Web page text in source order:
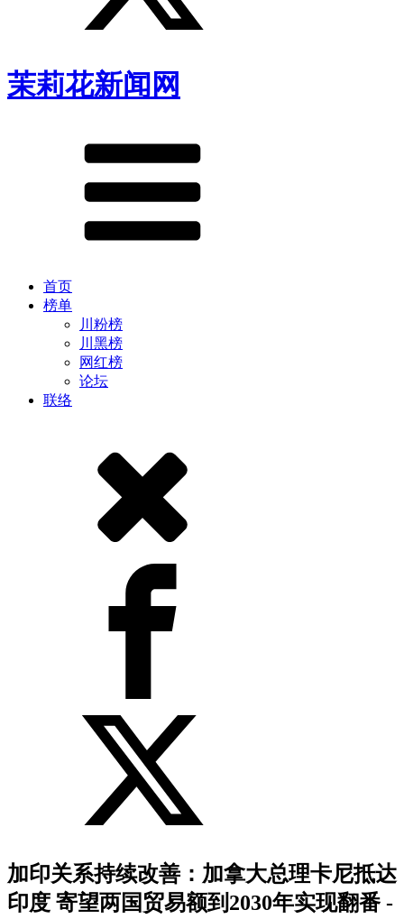
茉莉花新闻网
首页
榜单
川粉榜
川黑榜
网红榜
论坛
联络
加印关系持续改善：加拿大总理卡尼抵达
印度 寄望两国贸易额到2030年实现翻番 -